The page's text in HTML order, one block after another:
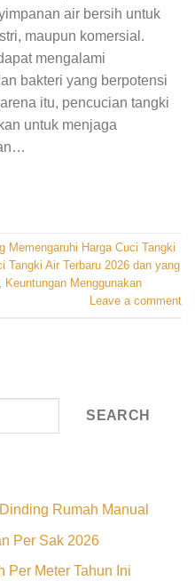
air bersih untuk
maupun komersial.
mengalami
bakteri yang berpotensi
itu, pencucian tangki
untuk menjaga
Memengaruhi Harga Cuci Tangki
Tangki Air Terbaru 2026 dan yang
Keuntungan Menggunakan
Leave a comment
SEARCH
Rumah Manual
Per Sak 2026
Per Meter Tahun Ini